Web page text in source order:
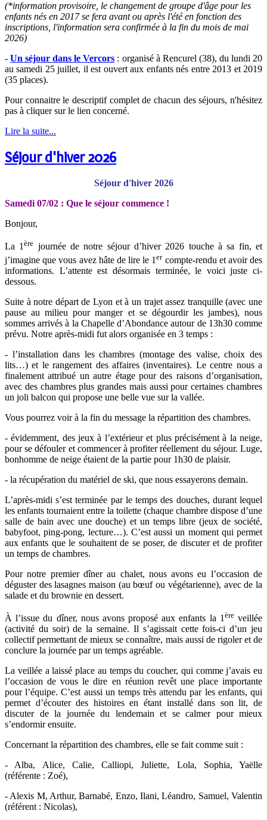
(*information provisoire, le changement de groupe d'âge pour les
enfants nés en 2017 se fera avant ou après l'été en fonction des
inscriptions, l'information sera confirmée à la fin du mois de mai
2026)
-Un séjour dans le Vercors : organisé à Rencurel (38), du lundi 20
au samedi 25 juillet, il est ouvert aux enfants nés entre 2013 et 2019
(35 places).
Pour connaitre le descriptif complet de chacun des séjours, n'hésitez
pas à cliquer sur le lien concerné.
Lire la suite...
Séjour d'hiver 2026
Séjour d'hiver 2026
Samedi 07/02 : Que le séjour commence !
Bonjour,
La 1ère journée de notre séjour d’hiver 2026 touche à sa fin, et
j’imagine que vous avez hâte de lire le 1ercompte-rendu et avoir des
informations. L’attente est désormais terminée, le voici juste ci-
dessous.
Suite à notre départ de Lyon et à un trajet assez tranquille (avec une
pause au milieu pour manger et se dégourdir les jambes), nous
sommes arrivés à la Chapelle d’Abondance autour de 13h30 comme
prévu. Notre après-midi fut alors organisée en 3 temps :
- l’installation dans les chambres (montage des valise, choix des
lits…) et le rangement des affaires (inventaires). Le centre nous a
finalement attribué un autre étage pour des raisons d’organisation,
avec des chambres plus grandes mais aussi pour certaines chambres
un joli balcon qui propose une belle vue sur la vallée.
Vous pourrez voir à la fin du message la répartition des chambres.
- évidemment, des jeux à l’extérieur et plus précisément à la neige,
pour se défouler et commencer à profiter réellement du séjour. Luge,
bonhomme de neige étaient de la partie pour 1h30 de plaisir.
- la récupération du matériel de ski, que nous essayerons demain.
L’après-midi s’est terminée par le temps des douches, durant lequel
les enfants tournaient entre la toilette (chaque chambre dispose d’une
salle de bain avec une douche) et un temps libre (jeux de société,
babyfoot, ping-pong, lecture…). C’est aussi un moment qui permet
aux enfants que le souhaitent de se poser, de discuter et de profiter
un temps de chambres.
Pour notre premier dîner au chalet, nous avons eu l’occasion de
déguster des lasagnes maison (au bœuf ou végétarienne), avec de la
salade et du brownie en dessert.
À l’issue du dîner, nous avons proposé aux enfants la 1 èreveillée
(activité du soir) de la semaine. Il s’agissait cette fois-ci d’un jeu
collectif permettant de mieux se connaître, mais aussi de rigoler et de
conclure la journée par un temps agréable.
La veillée a laissé place au temps du coucher, qui comme j’avais eu
l’occasion de vous le dire en réunion revêt une place importante
pour l’équipe. C’est aussi un temps très attendu par les enfants, qui
permet d’écouter des histoires en étant installé dans son lit, de
discuter de la journée du lendemain et se calmer pour mieux
s’endormir ensuite.
Concernant la répartition des chambres, elle se fait comme suit :
- Alba, Alice, Calie, Calliopi, Juliette, Lola, Sophia, Yaëlle
(référente : Zoé),
- Alexis M, Arthur, Barnabé, Enzo, Ilani, Léandro, Samuel, Valentin
(référent : Nicolas),